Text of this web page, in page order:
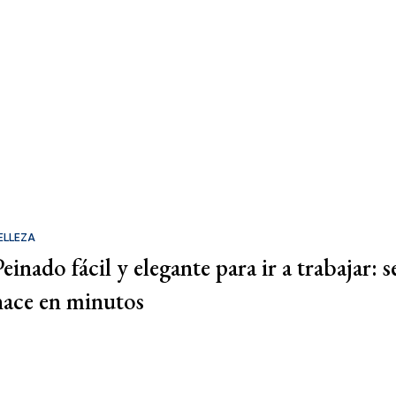
fácil y elegante para ir a trabajar:
en minutos